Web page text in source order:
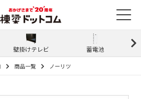
壁掛けテレビ 蓄電池
商品一覧 ノーリツ